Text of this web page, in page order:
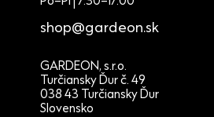
shop@gardeon.sk
GARDEON, s.r.o.
Turčiansky Ďur č. 49
038 43 Turčiansky Ďur
Slovensko